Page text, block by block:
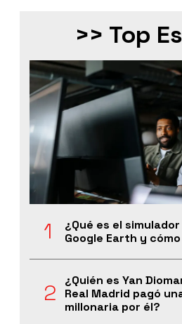
>> Top
¿Qué es el
Google Earth y
¿Quién es Yan
Real Madrid pagó
millonaria por él?